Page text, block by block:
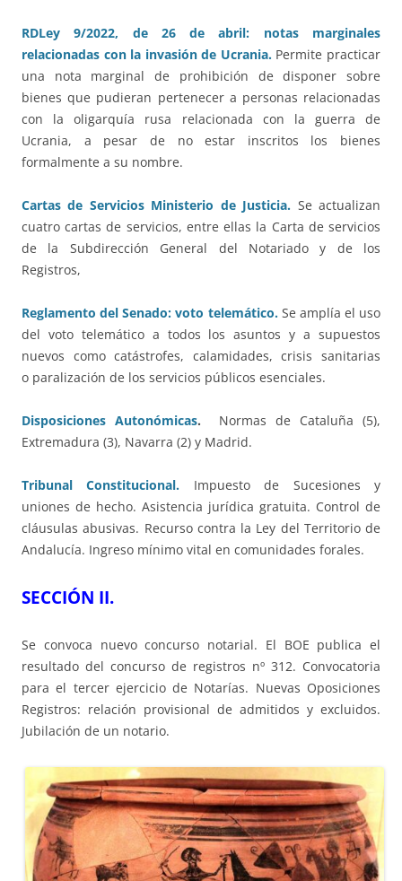
RDLey 9/2022, de 26 de abril: notas marginales
relacionadas con la invasión de Ucrania.Permite practicar
una nota marginal de prohibición de disponer sobre
bienes que pudieran pertenecer a personas relacionadas
con la oligarquía rusa relacionada con la guerra de
Ucrania, a pesar de no estar inscritos los bienes
formalmente a su nombre.
Cartas de Servicios Ministerio de Justicia. Se actualizan
cuatro cartas de servicios, entre ellas la Carta de servicios
de la Subdirección General del Notariado y de los
Registros,
Reglamento del Senado: voto telemático.Se amplía el uso
del voto telemático a todos los asuntos y a supuestos
nuevos como catástrofes, calamidades, crisis sanitarias
o paralización de los servicios públicos esenciales.
Disposiciones Autonómicas.
Normas de Cataluña (5),
Extremadura (3), Navarra (2) y Madrid.
Tribunal Constitucional. Impuesto de Sucesiones y
uniones de hecho. Asistencia jurídica gratuita. Control de
cláusulas abusivas. Recurso contra la Ley del Territorio de
Andalucía. Ingreso mínimo vital en comunidades forales.
SECCIÓN II.
Se convoca nuevo concurso notarial. El BOE publica el
resultado del concurso de registros nº 312. Convocatoria
para el tercer ejercicio de Notarías. Nuevas Oposiciones
Registros: relación provisional de admitidos y excluidos.
Jubilación de un notario.